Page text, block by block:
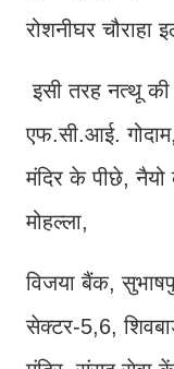
रोशनीघर चौराहा
इसी तरह नत्थू
एफ.सी.आई.
मंदिर के पीछे, नैयो
मोहल्ला,
विजया बैंक,
सेक्टर-5,6,